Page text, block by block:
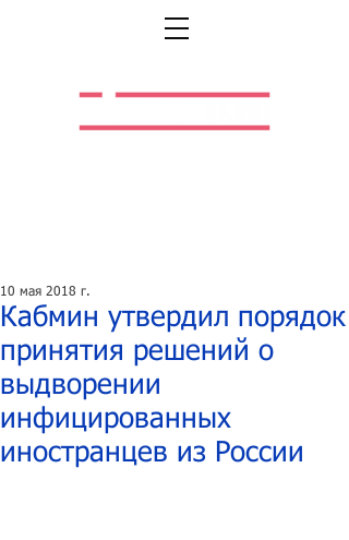
Кабмин утвердил порядок
принятия решений о
выдворении
инфицированных
иностранцев из России
10 мая 2018 г.